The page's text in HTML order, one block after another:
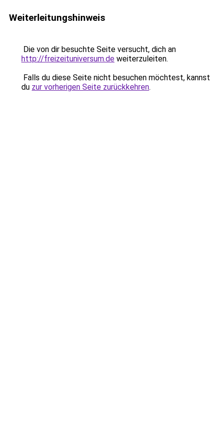
Weiterleitungshinweis
Die von dir besuchte Seite versucht, dich an
http://freizeituniversum.de weiterzuleiten.
Falls du diese Seite nicht besuchen möchtest, kannst
du zur vorherigen Seite zurückkehren.